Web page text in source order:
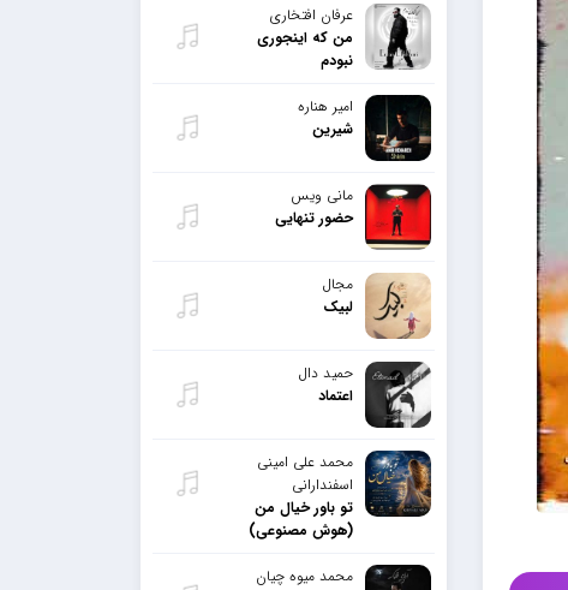
عرفان افتخاری
من که اینجوری
نبودم
امیر هناره
شیرین
مانی ویس
حضور تنهایی
مجال
لبیک
حمید دال
اعتماد
محمد علی امینی
اسفندارانی
تو باور خیال من
(هوش مصنوعی)
محمد میوه چیان